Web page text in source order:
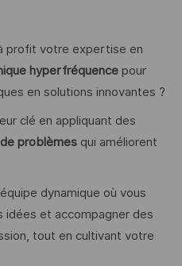
profit votre expertise en
hyperfréquencepour
en solutions innovantes ?
clé en appliquant des
problèmesqui améliorent
dynamique où vous
idées et accompagner des
tout en cultivant votre